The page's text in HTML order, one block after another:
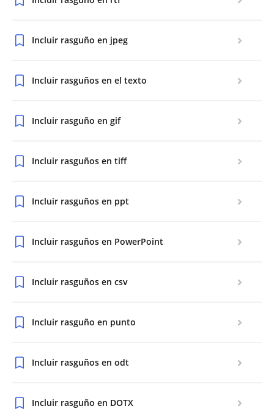
Incluir rasguño en jpeg
Incluir rasguños en el texto
Incluir rasguño en gif
Incluir rasguños en tiff
Incluir rasguños en ppt
Incluir rasguños en PowerPoint
Incluir rasguños en csv
Incluir rasguño en punto
Incluir rasguños en odt
Incluir rasguño en DOTX